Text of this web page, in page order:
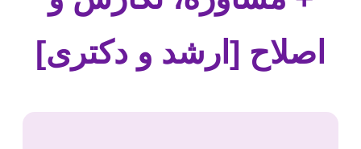
اصلاح [ارشد و دکتری]